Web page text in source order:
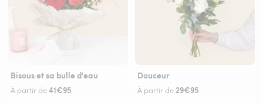
Bisous et sa bulle d'eau
À partir de41€95
Douceur
À partir de 29€95